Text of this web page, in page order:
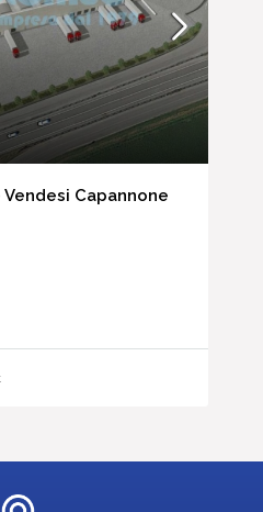
Vendesi Capannone